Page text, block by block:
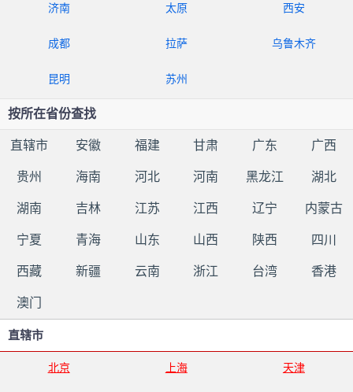
济南 太原 西安
成都 拉萨 乌鲁木齐
昆明 苏州
按所在省份查找
直辖市 安徽 福建 甘肃 广东 广西
贵州 海南 河北 河南 黑龙江 湖北
湖南 吉林 江苏 江西 辽宁 内蒙古
宁夏 青海 山东 山西 陕西 四川
西藏 新疆 云南 浙江 台湾 香港
澳门
直辖市
北京 上海 天津